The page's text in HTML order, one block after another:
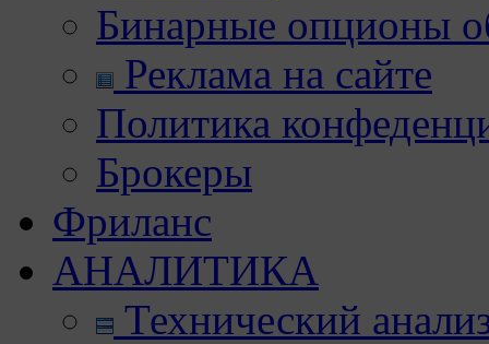
Бинарные опционы
Реклама на сайте
Политика
Брокеры
Фриланс
АНАЛИТИКА
Технический